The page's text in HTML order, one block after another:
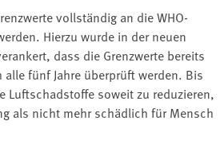
vollständig an die WHO-
Hierzu wurde in der neuen
dass die Grenzwerte bereits
fünf Jahre überprüft werden. Bis
Luftschadstoffe soweit zu reduzieren,
als nicht mehr schädlich für Mensch